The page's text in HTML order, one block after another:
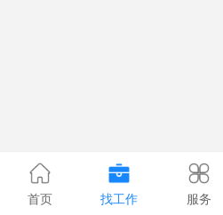
首页 找工作 服务